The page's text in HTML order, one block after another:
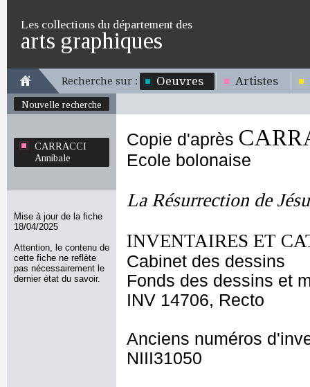
Les collections du département des
arts graphiques
Recherche sur : Oeuvres Artistes
Nouvelle recherche
CARRACCI
Annibale
Mise à jour de la fiche
18/04/2025
Attention, le contenu de
cette fiche ne reflète
pas nécessairement le
dernier état du savoir.
Copie d'après
Ecole bolonaise
La Résurrection de
INVENTAIRES ET
Cabinet des dessins
Fonds des dessins et
INV 14706, Recto
Anciens numéros
NIII31050